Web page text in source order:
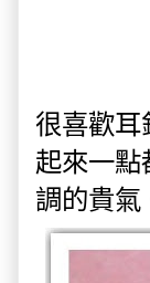
很喜歡
起來一
調的貴氣